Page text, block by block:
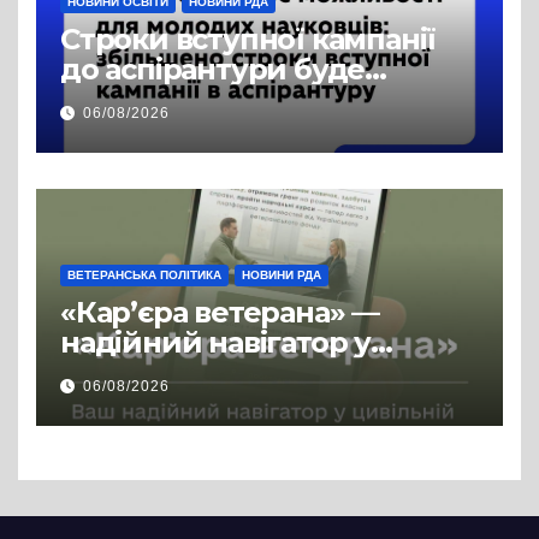
Строки вступної кампанії
до аспірантури буде
продовжено
06/08/2026
ВЕТЕРАНСЬКА ПОЛІТИКА НОВИНИ РДА
«Кар’єра ветерана» —
надійний навігатор у
цивільній професії
06/08/2026